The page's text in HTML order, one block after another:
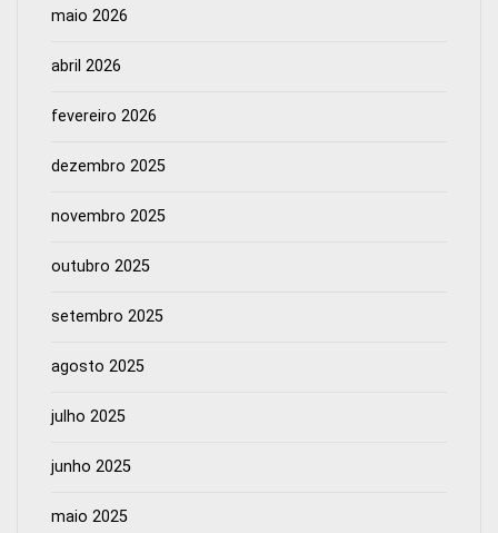
maio 2026
abril 2026
fevereiro 2026
dezembro 2025
novembro 2025
outubro 2025
setembro 2025
agosto 2025
julho 2025
junho 2025
maio 2025